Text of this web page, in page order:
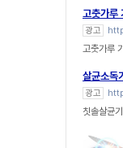
고춧가루
광고
고춧가루
살균소독
광고
칫솔살균